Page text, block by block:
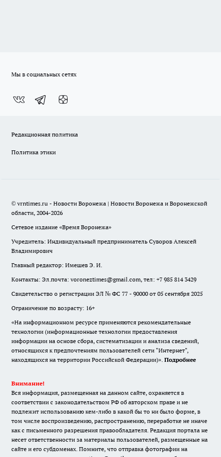
Мы в социальных сетях
Редакционная политика
Политика этики
© vrntimes.ru - Новости Воронежа | Новости Воронежа и Воронежской
области, 2004-2026
Сетевое издание «Время Воронежа»
Учредитель: Индивидуальный предприниматель Суворов Алексей
Владимирович
Главный редактор: Имешев Э. И.
Контакты: Эл.почта: voroneztimes@gmail.com, тел: +7 985 814 3429
Свидетельство о регистрации ЭЛ № ФС 77 - 90000 от 05 сентября 2025
Ограничение по возрасту: 16+
«На информационном ресурсе применяются рекомендательные
технологии (информационные технологии предоставления
информации на основе сбора, систематизации и анализа сведений,
относящихся к предпочтениям пользователей сети "Интернет",
находящихся на территории Российской Федерации)». Подробнее
Внимание!
Вся информация, размещенная на данном сайте, охраняется в
соответствии с законодательством РФ об авторском праве и не
подлежит использованию кем-либо в какой бы то ни было форме, в
том числе воспроизведению, распространению, переработке не иначе
как с письменного разрешения правообладателя. Редакция портала не
несет ответственности за материалы пользователей, размещенные на
сайте и его субдоменах. Помните, что отправка фотографии на